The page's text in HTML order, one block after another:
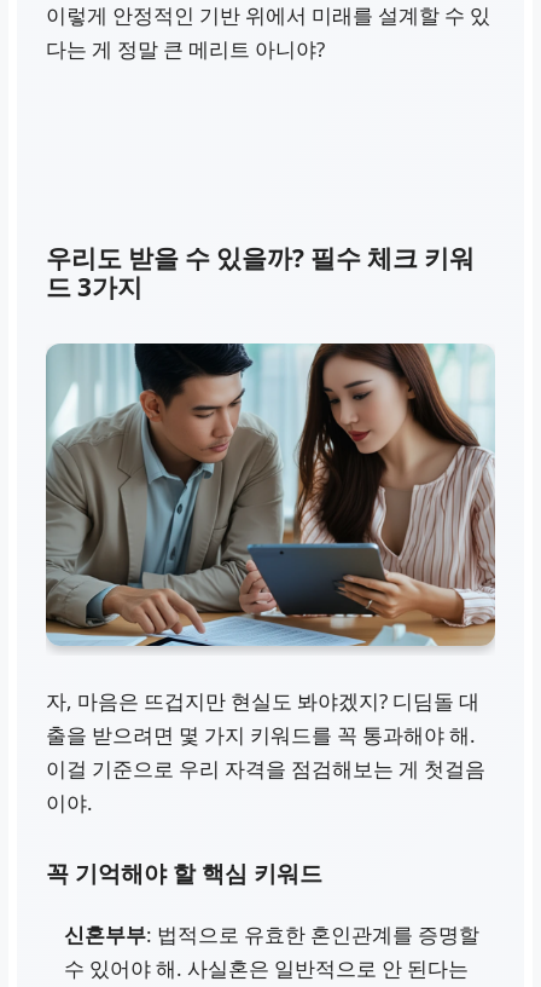
이렇게 안정적인 기반 위에서 미래를 설계할 수 있
다는 게 정말 큰 메리트 아니야?
우리도 받을 수 있을까? 필수 체크 키워
드 3가지
자, 마음은 뜨겁지만 현실도 봐야겠지? 디딤돌 대
출을 받으려면 몇 가지 키워드를 꼭 통과해야 해.
이걸 기준으로 우리 자격을 점검해보는 게 첫걸음
이야.
꼭 기억해야 할 핵심 키워드
신혼부부: 법적으로 유효한 혼인관계를 증명할
수 있어야 해. 사실혼은 일반적으로 안 된다는